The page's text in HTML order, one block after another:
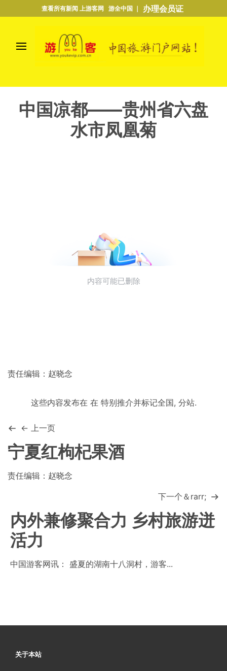
查看所有新闻 上游客网 游全中国 ｜ 办理会员证
中国凉都——贵州省六盘
水市凤凰菊
责任编辑：赵晓念
这些内容发布在 在 特别推介并标记全国, 分站.
← 上一页
宁夏红枸杞果酒
责任编辑：赵晓念
下一个＆rarr;
内外兼修聚合力 乡村旅游迸
活力
中国游客网讯： 盛夏的湖南十八洞村，游客...
关于本站